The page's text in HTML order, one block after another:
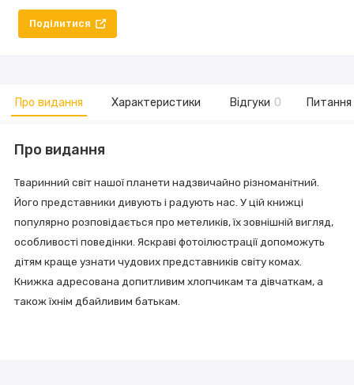
Поділитися
Про видання Характеристики Відгуки 0 Питання
Про видання
Тваринний світ нашої планети надзвичайно різноманітний.
Його представники дивують і радують нас. У цій книжці
популярно розповідається про метеликів, їх зовнішній вигляд,
особливості поведінки. Яскраві фотоілюстрації допоможуть
дітям краще узнати чудових представників світу комах.
Книжка адресована допитливим хлопчикам та дівчаткам, а
також їхнім дбайливим батькам.